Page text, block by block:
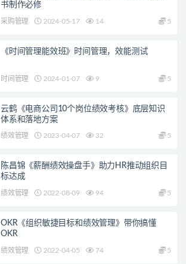
书制作必修
采购管理 2024-05-17 14 5
《时间管理能效班》时间管理，效能测试
时间管理 2024-01-07 9 5
云鹤《电商公司10个岗位绩效考核》底层知识
体系和落地方案
绩效管理 2023-04-07 32 5
陈昌锦《薪酬绩效操盘手》助力HR推动组织目
标达成
绩效管理 2022-08-09 94 5
OKR《组织敏捷目标和绩效管理》带你搞懂
OKR
绩效管理 2022-04-05 74 5